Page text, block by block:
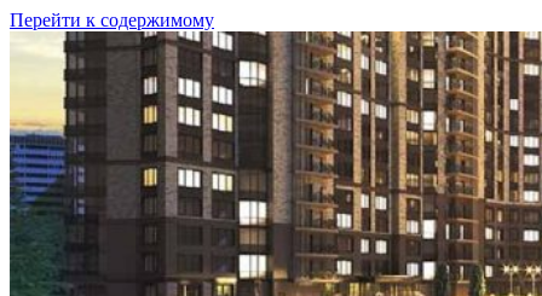
Перейти к содержимому